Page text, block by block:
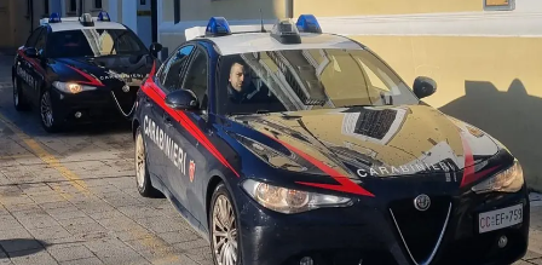
SANITÀ
SPORT
CULTURA
AMBIENTE
Streaming
LAC TV